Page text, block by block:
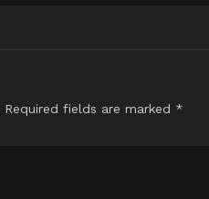
Required fields are marked *